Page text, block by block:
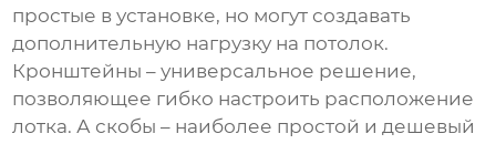
простые в установке, но могут создавать
дополнительную нагрузку на потолок.
Кронштейны – универсальное решение,
позволяющее гибко настроить расположение
лотка. А скобы – наиболее простой и дешевый